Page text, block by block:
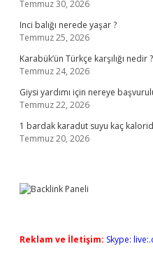
Temmuz 30, 2026
Inci balığı nerede yaşar ?
Temmuz 25, 2026
Karabük’ün Türkçe karşılığı nedir ?
Temmuz 24, 2026
Giysi yardımı için nereye
Temmuz 22, 2026
1 bardak karadut suyu kaç
Temmuz 20, 2026
Reklam ve İletişim: Skype: